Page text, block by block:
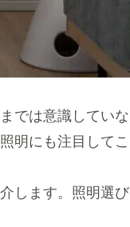
では意識していな
明にも注目してこ
します。照明選び